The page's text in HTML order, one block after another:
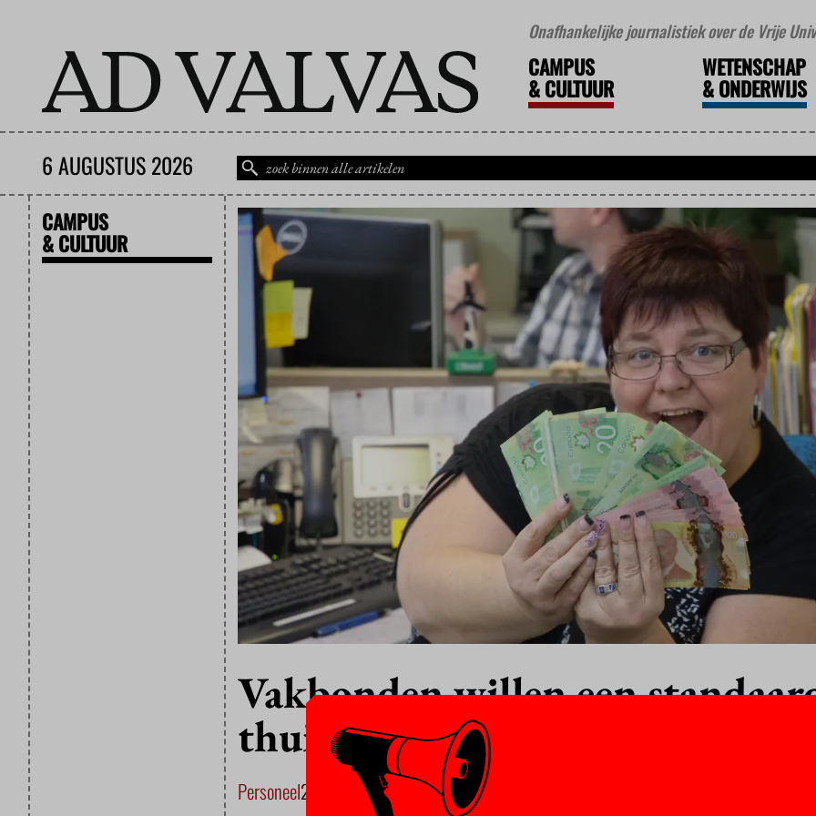
Onafhankelijke journalistiek over de Vrije
CAMPUS
&CULTUUR
WETENSCHAP
&ONDERWIJS
6 AUGUSTUS 2026
CAMPUS
& CULTUUR
Vakbonden willen een
thuiswerkvergoeding
Personeel26 MAART 2021